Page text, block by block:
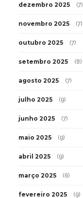
dezembro 2025 (7)
novembro 2025 (7)
outubro 2025 (7)
setembro 2025 (8)
agosto 2025 (7)
julho 2025 (9)
junho 2025 (7)
maio 2025 (9)
abril 2025 (9)
março 2025 (6)
fevereiro 2025 (9)